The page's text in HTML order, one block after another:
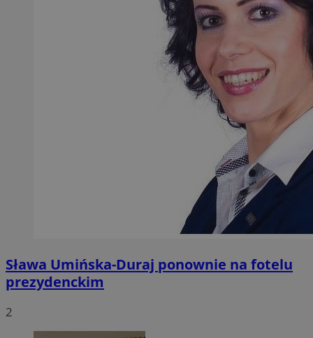
Sława Umińska-Duraj ponownie na fotelu
prezydenckim
2